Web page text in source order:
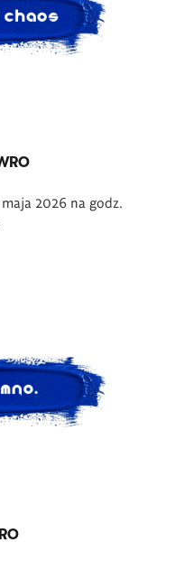
2026 na godz.